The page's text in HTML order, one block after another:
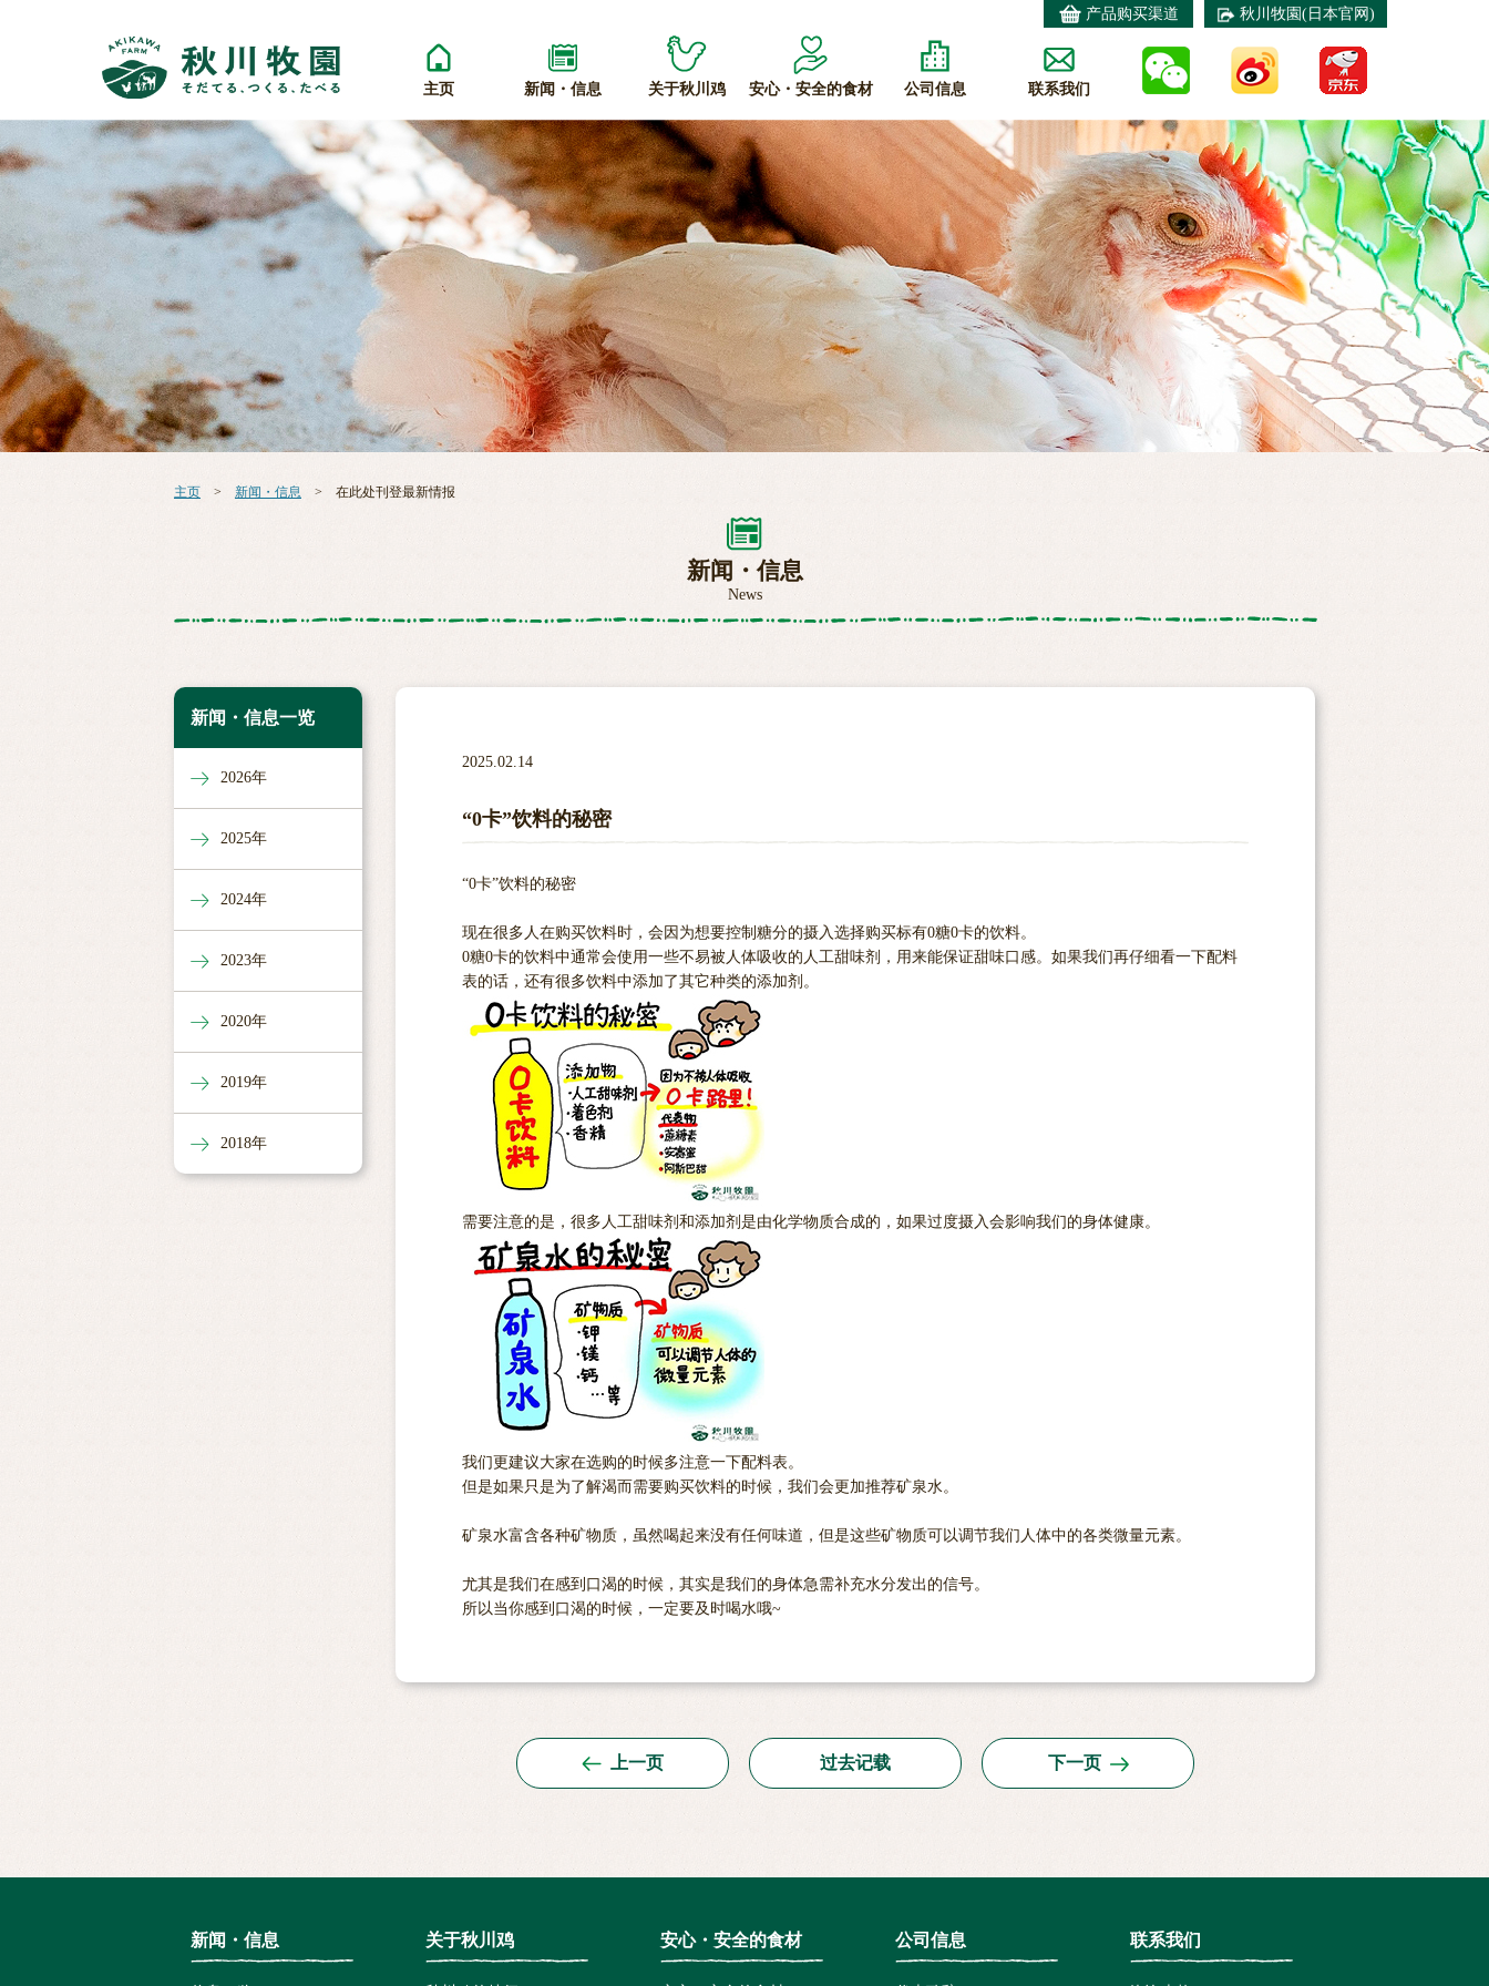
主页 新闻・信息 关于秋川鸡 安心・安全的食材 公司信息 联系我们
产品购买渠道 秋川牧園(日本官网)
主页 > 新闻・信息 > 在此处刊登最新情报
新闻・信息
News
新闻・信息一览
2026年
2025年
2024年
2023年
2020年
2019年
2018年
2025.02.14
“0卡”饮料的秘密
“0卡”饮料的秘密
现在很多人在购买饮料时，会因为想要控制糖分的摄入选择购买标有0糖0卡的饮料。
0糖0卡的饮料中通常会使用一些不易被人体吸收的人工甜味剂，用来能保证甜味口感。如果我们再仔细看一下配料
表的话，还有很多饮料中添加了其它种类的添加剂。
需要注意的是，很多人工甜味剂和添加剂是由化学物质合成的，如果过度摄入会影响我们的身体健康。
我们更建议大家在选购的时候多注意一下配料表。
但是如果只是为了解渴而需要购买饮料的时候，我们会更加推荐矿泉水。
矿泉水富含各种矿物质，虽然喝起来没有任何味道，但是这些矿物质可以调节我们人体中的各类微量元素。
尤其是我们在感到口渴的时候，其实是我们的身体急需补充水分发出的信号。
所以当你感到口渴的时候，一定要及时喝水哦~
上一页 过去记载 下一页
新闻・信息 关于秋川鸡 安心・安全的食材 公司信息 联系我们